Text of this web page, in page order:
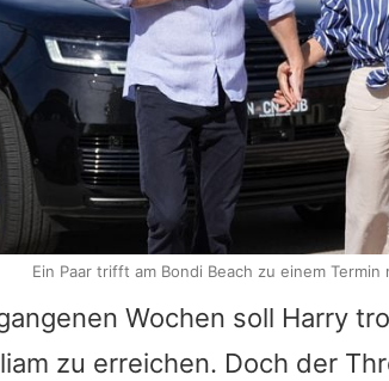
Wochen soll Harry
zu erreichen. Doch der
Ein Paar trifft am Bondi Beach zu einem